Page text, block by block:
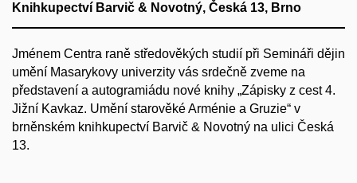
Knihkupectví Barvič & Novotný, Česká 13, Brno
Jménem Centra raně středověkých studií při Semináři dějin
umění Masarykovy univerzity vás srdečně zveme na
představení a autogramiádu nové knihy „Zápisky z cest 4.
Jižní Kavkaz. Umění starověké Arménie a Gruzie“ v
brněnském knihkupectví Barvič & Novotný na ulici Česká
13.